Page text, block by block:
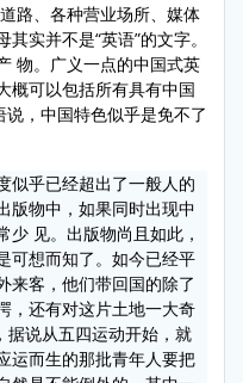
路、各种营业场所、媒体
实并不是“英语”的文字。
物。广义一点的中国式英
概可以包括所有具有中国
说，中国特色似乎是免不了
似乎已经超出了一般人的
版物中，如果同时出现中
见。出版物尚且如此，
可想而知了。如今已经平
来客，他们带回国的除了
，还有对这片土地一大奇
据说从五四运动开始，就
运而生的那批青年人要把